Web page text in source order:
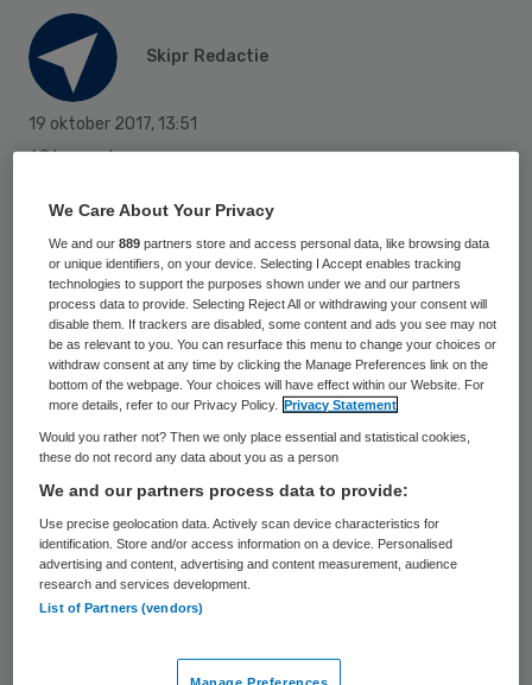
Skipr Redactie
19 oktober 2017, 13:51
69 keer gelezen
Bruno Bruins wordt minister op
Volksgezondheid, Welzijn en Sport. Hij gaat
zich bezighouden met ziekenhuiszorg en
sport. Hij leidt momenteel
uitkeringsinstantie UWV en was in het
verleden al in verschillende politieke
bestuursfuncties actief. VVD’er Bruins
Hugo de Jonge.
Sinds 2012 is Bruins voorzitter van de raad
van bestuur van UWV. Daarvoor gaf hij
We Care About Your Privacy
We and our889 partners store and access personal data, like browsing data
or unique identifiers, on your device. Selecting I Accept enables tracking
technologies to support the purposes shown under we and our partners
process data to provide. Selecting Reject All or withdrawing your consent will
disable them. If trackers are disabled, some content and ads you see may not
be as relevant to you. You can resurface this menu to change your choices or
withdraw consent at any time by clicking the Manage Preferences link on the
bottom of the webpage. Your choices will have effect within our Website. For
more details, refer to our Privacy Policy.
Privacy Statement
Would you rather not? Then we only place essential and statistical cookies,
these do not record any data about you as a person
We and our partners process data to provide:
Use precise geolocation data. Actively scan device characteristics for
identification. Store and/or access information on a device. Personalised
advertising and content, advertising and content measurement, audience
research and services development.
List of Partners (vendors)
Manage Preferences